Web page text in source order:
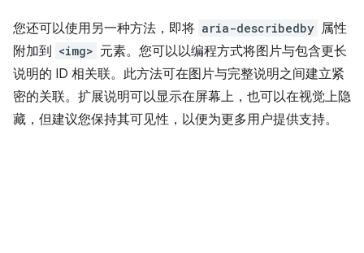
您还可以使用另一种方法，即将 aria-describedby 属性
附加到 <img> 元素。您可以以编程方式将图片与包含更长
说明的 ID 相关联。此方法可在图片与完整说明之间建立紧
密的关联。扩展说明可以显示在屏幕上，也可以在视觉上隐
藏，但建议您保持其可见性，以便为更多用户提供支持。